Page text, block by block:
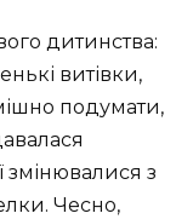
дитинства:
витівки,
подумати,
змінювалися з
Чесно,